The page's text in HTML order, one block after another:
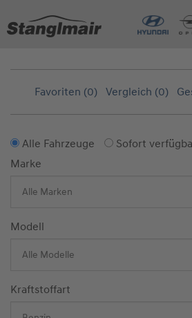
Favoriten (0) Vergleich (0)
Alle Fahrzeuge
Sofort
Marke
Modell
Kraftstoffart